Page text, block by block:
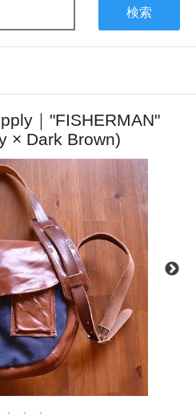
検索
｜"FISHERMAN"
× Dark Brown)